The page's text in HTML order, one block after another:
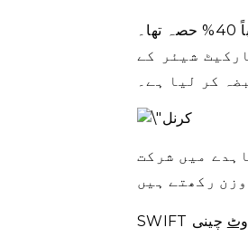
کنزیومر الیکٹرانکس میں، چینی برانڈز کا 2021 کے آخر میں اسمارٹ فون مارکیٹ کا تقریباً 40% حصہ تھا۔
ایک سال بعد، انہوں نے تقریباً 95 فیصد مارکیٹ شیئر کے
کر لیا ہے۔
میں شرکت
رکھتے ہیں
چینی